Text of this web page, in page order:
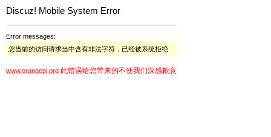
Discuz! Mobile System Error
Error messages:
您当前的访问请求当中含有非法字符，已经被系统拒绝
www.orangepi.org 此错误给您带来的不便我们深感歉意